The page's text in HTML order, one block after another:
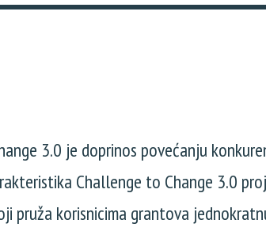
3.0 je doprinos povećanju
Challenge to Change 3.0
pruža korisnicima grantova